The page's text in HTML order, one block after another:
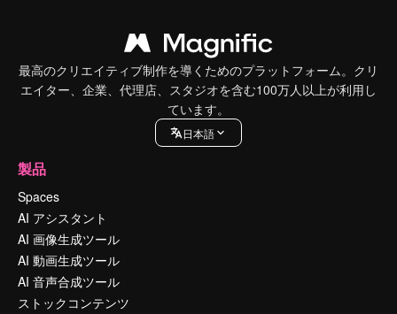
最高のクリエイティブ制作を導くためのプラットフォーム。クリ
エイター、企業、代理店、スタジオを含む100万人以上が利用し
ています。
日本語
製品
Spaces
AI アシスタント
AI 画像生成ツール
AI 動画生成ツール
AI 音声合成ツール
ストックコンテンツ